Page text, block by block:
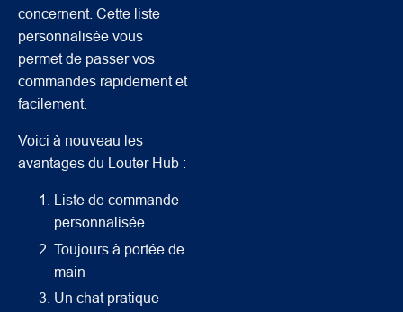
concernent. Cette liste
personnalisée vous
permet de passer vos
commandes rapidement et
facilement.
Voici à nouveau les
avantages du Louter Hub :
Liste de commande
personnalisée
Toujours à portée de
main
Un chat pratique